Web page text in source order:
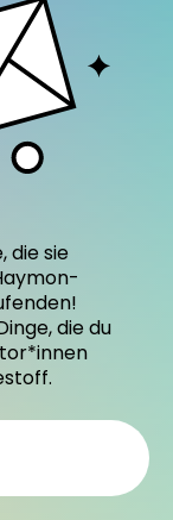
die sie
die du